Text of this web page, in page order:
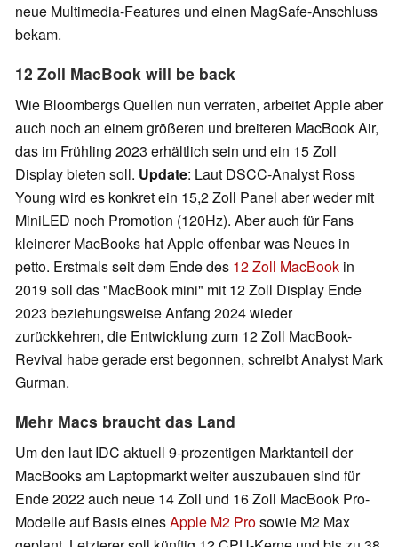
neue Multimedia-Features und einen MagSafe-Anschluss
bekam.
12 Zoll MacBook will be back
Wie Bloombergs Quellen nun verraten, arbeitet Apple aber
auch noch an einem größeren und breiteren MacBook Air,
das im Frühling 2023 erhältlich sein und ein 15 Zoll
Display bieten soll. Update: Laut DSCC-Analyst Ross
Young wird es konkret ein 15,2 Zoll Panel aber weder mit
MiniLED noch Promotion (120Hz). Aber auch für Fans
kleinerer MacBooks hat Apple offenbar was Neues in
petto. Erstmals seit dem Ende des 12 Zoll MacBook in
2019 soll das "MacBook mini" mit 12 Zoll Display Ende
2023 beziehungsweise Anfang 2024 wieder
zurückkehren, die Entwicklung zum 12 Zoll MacBook-
Revival habe gerade erst begonnen, schreibt Analyst Mark
Gurman.
Mehr Macs braucht das Land
Um den laut IDC aktuell 9-prozentigen Marktanteil der
MacBooks am Laptopmarkt weiter auszubauen sind für
Ende 2022 auch neue 14 Zoll und 16 Zoll MacBook Pro-
Modelle auf Basis einesApple M2 Prosowie M2 Max